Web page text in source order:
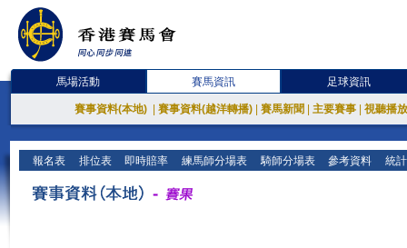
馬場活動 賽馬資訊 足球資訊
賽事資料(本地) 賽事資料(越洋轉播) 賽馬新聞 主要賽事 視聽播
報名表 排位表 即時賠率 練馬師分場表 騎師分場表 參考資料 統